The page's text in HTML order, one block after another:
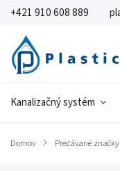
+421 910 608 889
Kanalizačný systém
Domov / Predávané značky